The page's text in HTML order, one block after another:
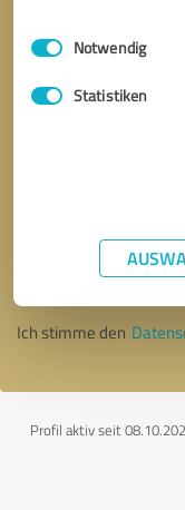
Impressum
Einwilligungsauswahl
Notwendig
Statistiken
Ich stimme den
Profil aktiv seit